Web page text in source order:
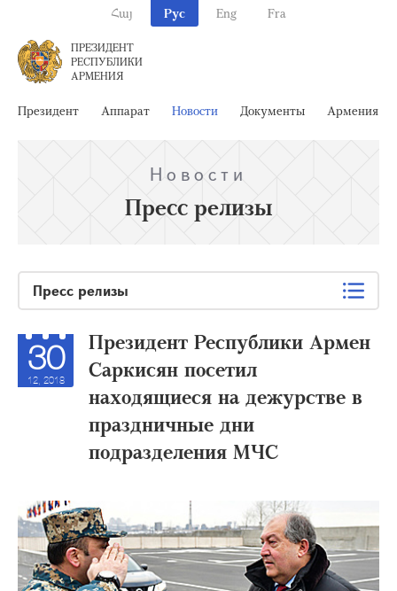
Հայ Рус Eng Fra
ПРЕЗИДЕНТ
РЕСПУБЛИКИ
АРМЕНИЯ
Президент Аппарат Новости Документы Армения
Новости
Пресс релизы
Пресс релизы
30
12, 2018
Президент Республики Армен
Саркисян посетил
находящиеся на дежурстве в
праздничные дни
подразделения МЧС